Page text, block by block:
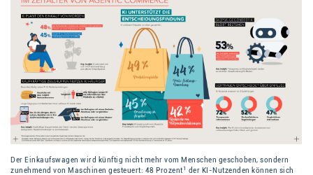
Der Einkaufswagen wird künftig nicht mehr vom Menschen geschoben, sondern
zunehmend von Maschinen gesteuert: 48 Prozent1 der KI-Nutzenden können sich